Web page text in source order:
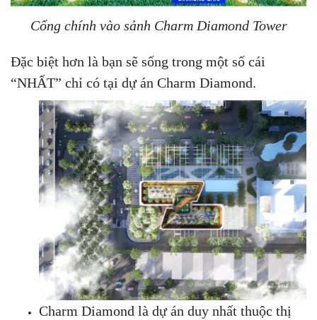
Cổng chính vào sảnh Charm Diamond Tower
Đặc biệt hơn là bạn sẽ sống trong một số cái
“NHẤT” chỉ có tại dự án Charm Diamond.
Charm Diamond là dự án duy nhất thuộc thị